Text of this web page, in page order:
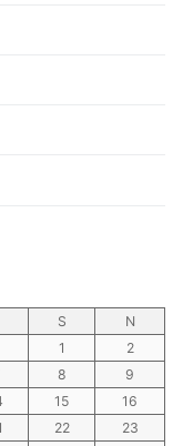
S
N
1
2
8
9
15
16
22 23